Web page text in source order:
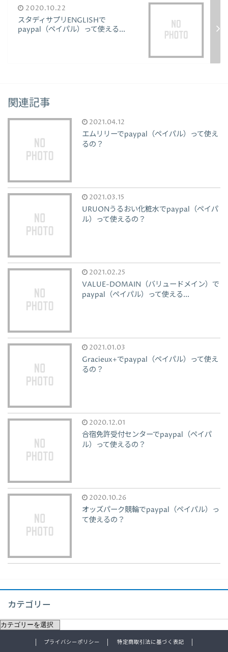
2020.10.22
スタディサプリENGLISHで
paypal（ペイパル）って使える...
関連記事
2021.04.12
エムリリーでpaypal（ペイパル）って使え
るの？
2021.03.15
URUONうるおい化粧水でpaypal（ペイパ
ル）って使えるの？
2021.02.25
VALUE-DOMAIN（バリュードメイン）で
paypal（ペイパル）って使える...
2021.01.03
Gracieux+でpaypal（ペイパル）って使え
るの？
2020.12.01
合宿免許受付センターでpaypal（ペイパ
ル）って使えるの？
2020.10.26
オッズパーク競輪でpaypal（ペイパル）っ
て使えるの？
カテゴリー
プライバシーポリシー
特定商取引法に基づく表記